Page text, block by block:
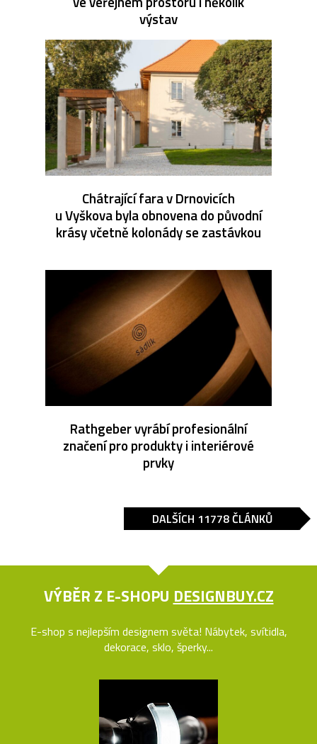
výstav
Chátrající fara v Drnovicích
u Vyškova byla obnovena do původní
krásy včetně kolonády se zastávkou
Rathgeber vyrábí profesionální
značení pro produkty i interiérové
prvky
DALŠÍCH 11778 ČLÁNKŮ
VÝBĚR Z E-SHOPU DESIGNBUY.CZ
E-shop s nejlepším designem světa! Nábytek, svítidla,
dekorace, sklo, šperky...